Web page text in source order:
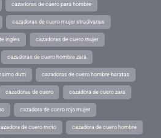
cazadoras de cuero para hombre
cazadoras de cuero mujer stradivarius
ingles cazadoras de cuero mujer
cazadoras de cuero hombre zara
dutti cazadoras de cuero hombre baratas
cazadoras de cuero cazadora de cuero zara
cazadora de cuero roja mujer
de cuero moto cazadora de cuero hombre